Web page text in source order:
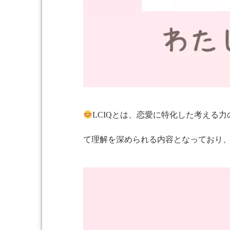
LCIQとは、恋愛に特化した考える
て理解を深められる内容となっており